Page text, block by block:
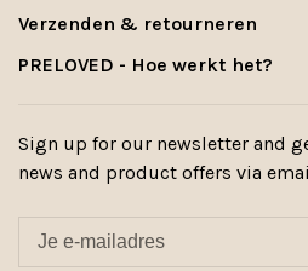
Verzenden & retourneren
PRELOVED - Hoe werkt het?
Sign up for our newsletter and
news and product offers via